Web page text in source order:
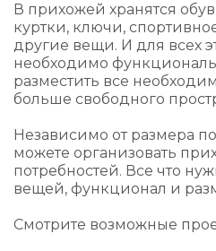
В прихожей хранятся
куртки, ключи,
другие вещи. И для всех
необходимо
разместить все
больше свободного
Независимо от размера
можете организовать
потребностей. Все что
вещей, функционал и
Смотрите возможные